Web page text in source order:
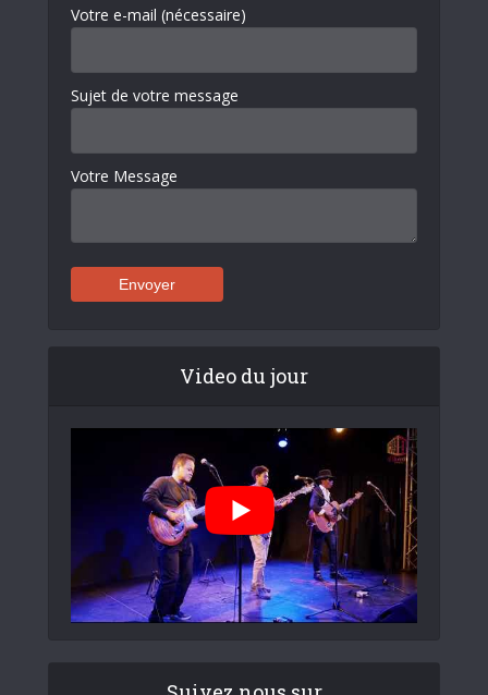
Votre e-mail (nécessaire)
Sujet de votre message
Votre Message
Video du jour